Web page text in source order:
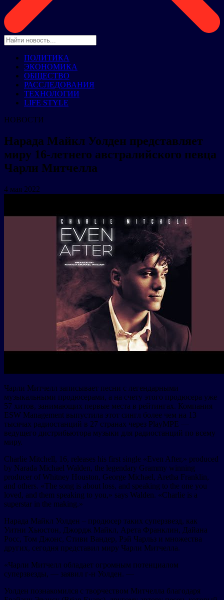
ПОЛИТИКА
ЭКОНОМИКА
ОБЩЕСТВО
РАССЛЕДОВАНИЯ
ТЕХНОЛОГИИ
LIFE STYLE
НОВОСТИ
Нарада Майкл Уолден представляет
миру 16-летнего австралийского певца
Чарли Митчелла
4 мая 2022
Чарли Митчелл записывает песни с легендарными
музыкальными продюсерами, а на счету этого продюсера уже
57 хитов, занимающих первые места в рейтингах. Компания
ESW Management выпустила этот сингл более чем на 13
тысячах радиостанций в 27 странах через PlayMPE —
ведущего дистрибьютора музыки для радиостанций по всему
миру.
Charlie Mitchell, 16, releases his first single «Even After,» produced
by Narada Michael Walden, the legendary Grammy winning
producer of Whitney Houston, George Michael, Aretha Franklin,
and others. «The song is about loss, and speaking to the one you
loved, and them speaking to you,» says Walden. «Charlie is a
superstar in the making.»
Нарада Майкл Уолден – продюсер таких суперзвезд, как
Уитни Хьюстон, Джордж Майкл, Арета Франклин, Дайана
Росс, Том Джонс, Стиви Вандер, Рэй Чарльз и множества
других, сегодня представил миру Чарли Митчелла.
«Чарли Митчелл обладает огромным потенциалом
суперзвезды, — заявил г-н Уолден. —
Уолден познакомился с творчеством Митчелла благодаря